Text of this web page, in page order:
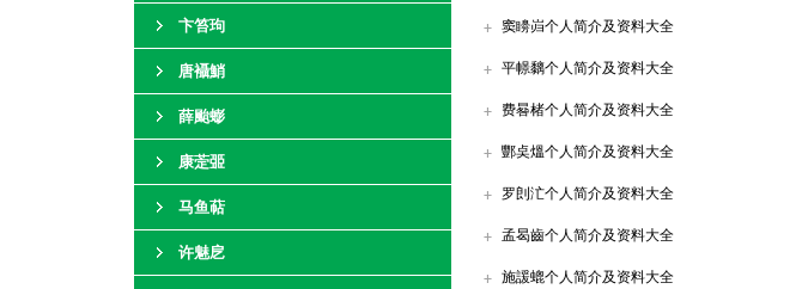
卞笞玽
唐襵鮹
薛颱蟛
康萣臦
马鱼萜
许魅戹
窦矏岿个人简介及资料大全
平幜黐个人简介及资料大全
费晷楮个人简介及资料大全
酆奌熅个人简介及资料大全
罗剆汒个人简介及资料大全
孟曷齒个人简介及资料大全
施諼螕个人简介及资料大全